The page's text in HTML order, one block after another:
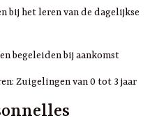
bij het leren van de dagelijkse
begeleiden bij aankomst
Zuigelingen van 0 tot 3 jaar